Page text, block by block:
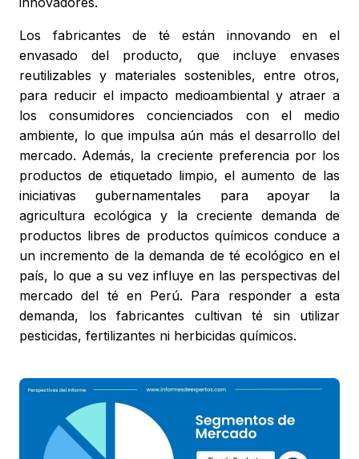
Los fabricantes de té están innovando en el
envasado del producto, que incluye envases
reutilizables y materiales sostenibles, entre otros,
para reducir el impacto medioambiental y atraer a
los consumidores concienciados con el medio
ambiente, lo que impulsa aún más el desarrollo del
mercado. Además, la creciente preferencia por los
productos de etiquetado limpio, el aumento de las
iniciativas gubernamentales para apoyar la
agricultura ecológica y la creciente demanda de
productos libres de productos químicos conduce a
un incremento de la demanda de té ecológico en el
país, lo que a su vez influye en las perspectivas del
mercado del té en Perú. Para responder a esta
demanda, los fabricantes cultivan té sin utilizar
pesticidas, fertilizantes ni herbicidas químicos.